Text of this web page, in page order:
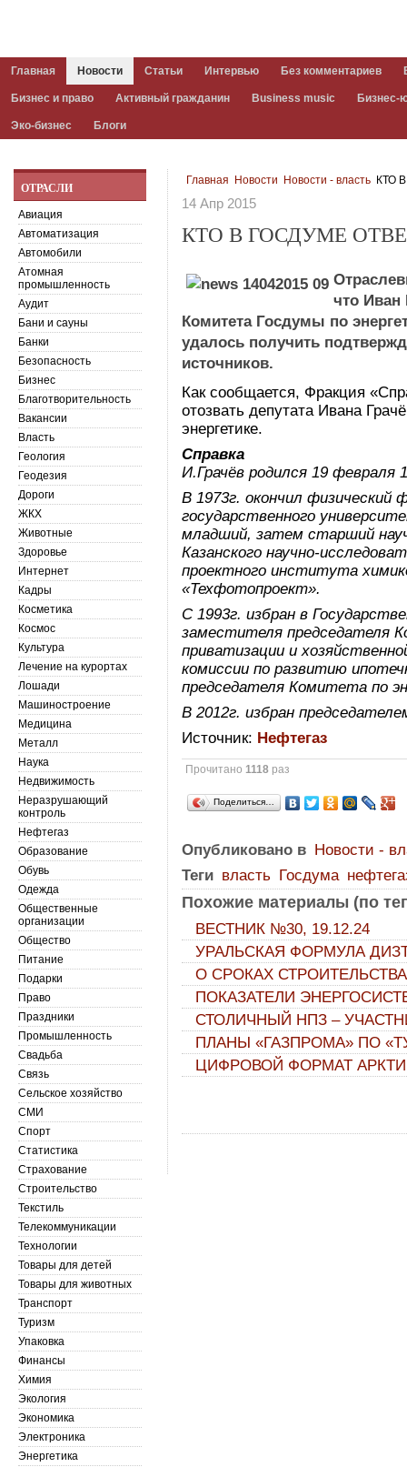
Главная Новости Статьи Интервью Без комментариев
Бизнес и право Активный гражданин Business music Бизнес-
Эко-бизнес Блоги
Главная Новости Новости - власть КТО
14 Апр 2015
КТО В ГОСДУМЕ
что Иван
Комитета Госдумы по
удалось получить
источников.
Как сообщается, Фракция
отозвать депутата Ивана
энергетике.
Справка
И.Грачёв родился 19 февраля
В 1973г. окончил физический
государственного
младший, затем старший
Казанского научно-
проектного института
«Техфотопроект».
С 1993г. избран в
заместителя председателя
приватизации и
комиссии по развитию
председателя Комитета по
В 2012г. избран
Источник: Нефтегаз
Прочитано1118 раз
Поделиться…
Опубликовано в Новости -
Теги власть Госдума
Похожие материалы (по
ВЕСТНИК №30, 19.12.24
УРАЛЬСКАЯ ФОРМУЛА
О СРОКАХ
ПОКАЗАТЕЛИ
СТОЛИЧНЫЙ НПЗ –
ПЛАНЫ «ГАЗПРОМА» ПО
ЦИФРОВОЙ ФОРМАТ
ОТРАСЛИ
Авиация
Автоматизация
Автомобили
Атомная
промышленность
Аудит
Бани и сауны
Банки
Безопасность
Бизнес
Благотворительность
Вакансии
Власть
Геология
Геодезия
Дороги
ЖКХ
Животные
Здоровье
Интернет
Кадры
Косметика
Космос
Культура
Лечение на курортах
Лошади
Машиностроение
Медицина
Металл
Наука
Недвижимость
Неразрушающий
контроль
Нефтегаз
Образование
Обувь
Одежда
Общественные
организации
Общество
Питание
Подарки
Право
Праздники
Промышленность
Свадьба
Связь
Сельское хозяйство
СМИ
Спорт
Статистика
Страхование
Строительство
Текстиль
Телекоммуникации
Технологии
Товары для детей
Товары для животных
Транспорт
Туризм
Упаковка
Финансы
Химия
Экология
Экономика
Электроника
Энергетика